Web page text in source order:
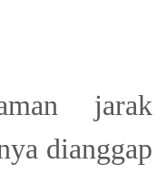
jarak
dianggap